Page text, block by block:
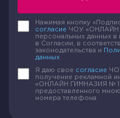
Нажимая кнопку
согласие ЧОУ «ОНЛАЙН
персональных данных в
в Согласии, в
законодательства и
данных
Я даю свое согласие
получение рекламной
«ОНЛАЙН ГИМНАЗИЯ №
предоставленного
номера телефона